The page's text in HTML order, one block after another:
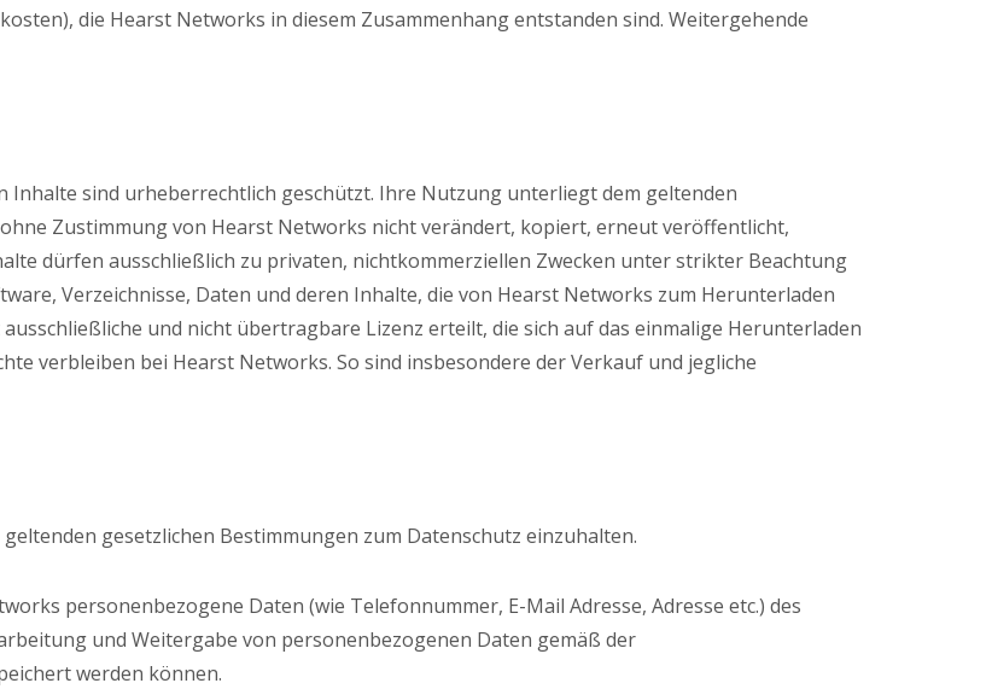
die Hearst Networks in diesem Zusammenhang entstanden sind. Weitergehende
Inhalte sind urheberrechtlich geschützt. Ihre Nutzung unterliegt dem geltenden
Zustimmung von Hearst Networks nicht verändert, kopiert, erneut veröffentlicht,
dürfen ausschließlich zu privaten, nichtkommerziellen Zwecken unter strikter Beachtung
Verzeichnisse, Daten und deren Inhalte, die von Hearst Networks zum Herunterladen
und nicht übertragbare Lizenz erteilt, die sich auf das einmalige Herunterladen
verbleiben bei Hearst Networks. So sind insbesondere der Verkauf und jegliche
gesetzlichen Bestimmungen zum Datenschutz einzuhalten.
personenbezogene Daten (wie Telefonnummer, E-Mail Adresse, Adresse etc.) des
und Weitergabe von personenbezogenen Daten gemäß der
werden können.